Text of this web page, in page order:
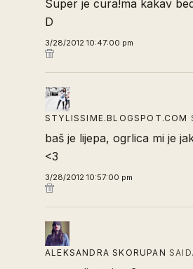
Super je cura!ma kakav
D
3/28/2012 10:47:00 pm
STYLISSIME.BLOGSPOT.COM
baš je lijepa, ogrlica mi je
<3
3/28/2012 10:57:00 pm
ALEKSANDRA SKORUPAN